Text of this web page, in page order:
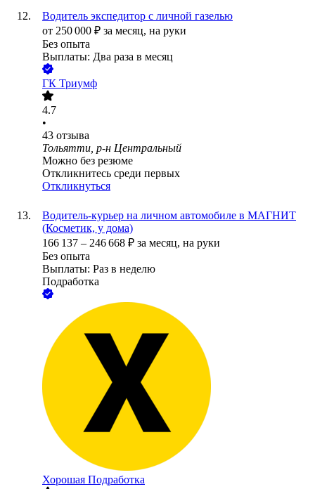
Водитель экспедитор с личной газелью
от 250 000 ₽ за месяц, на руки
Без опыта
Выплаты: Два раза в месяц
ГК Триумф
4.7
•
43 отзыва
Тольятти, р-н Центральный
Можно без резюме
Откликнитесь среди первых
Откликнуться
Водитель-курьер на личном автомобиле в МАГНИТ
(Косметик, у дома)
166 137 – 246 668 ₽ за месяц, на руки
Без опыта
Выплаты: Раз в неделю
Подработка
Хорошая Подработка